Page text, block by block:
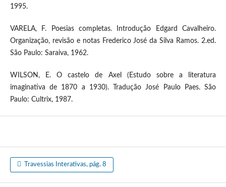
1995.
VARELA, F. Poesias completas. Introdução Edgard Cavalheiro.
Organização, revisão e notas Frederico José da Silva Ramos. 2.ed.
São Paulo: Saraiva, 1962.
WILSON, E. O castelo de Axel (Estudo sobre a literatura
imaginativa de 1870 a 1930). Tradução José Paulo Paes. São
Paulo: Cultrix, 1987.
Travessias Interativas, pág. 8